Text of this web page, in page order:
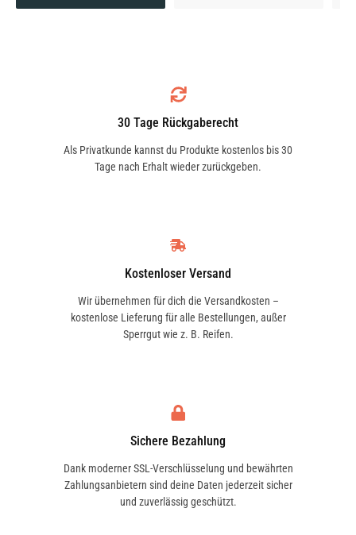
30 Tage Rückgaberecht
Als Privatkunde kannst du Produkte kostenlos bis 30
Tage nach Erhalt wieder zurückgeben.
Kostenloser Versand
Wir übernehmen für dich die Versandkosten –
kostenlose Lieferung für alle Bestellungen, außer
Sperrgut wie z. B. Reifen.
Sichere Bezahlung
Dank moderner SSL-Verschlüsselung und bewährten
Zahlungsanbietern sind deine Daten jederzeit sicher
und zuverlässig geschützt.